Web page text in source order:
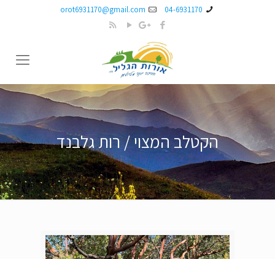
04-6931170
orot6931170@gmail.com
הקטלב המצוי / רות גלבנד